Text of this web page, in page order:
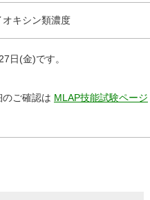
キシン類濃度
日(金)です。
ご確認は MLAP技能試験ページ